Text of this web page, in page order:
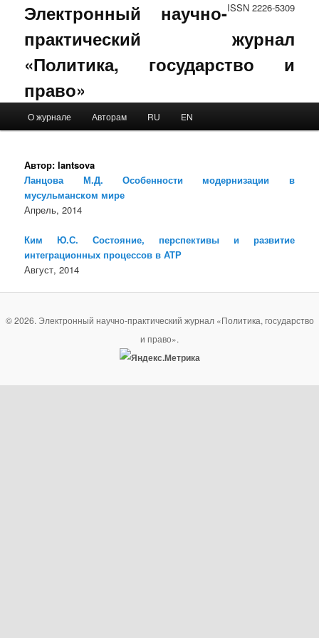
ISSN 2226-5309
Электронный научно-
практический журнал
«Политика, государство и
право»
Skip to primary content
Skip to secondary content
О журнале Авторам RU EN
Автор: lantsova
Ланцова М.Д. Особенности модернизации в
мусульманском мире
Апрель, 2014
Ким Ю.С. Состояние, перспективы и развитие
интеграционных процессов в АТР
Август, 2014
© 2026. Электронный научно-практический журнал «Политика, государство
и право».